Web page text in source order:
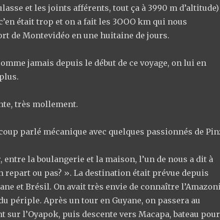
et les joints afférents, tout ça à 3990 m d’altitude)
était trop et on a fait les 3OOO km qui nous
de Montevidéo en une huitaine de jours.
jamais depuis le début de ce voyage, on lui en
très mollement.
parlé mécanique avec quelques passionnés de
entre la boulangerie et la maison, l’un de nous a dit à
repart ou pas? ». La destination était prévue depuis
et Brésil. On avait très envie de connaître
périple. Après un tour en Guyane, on passera au
sur l’Oyapok, puis descente vers Macapa, bateau pour